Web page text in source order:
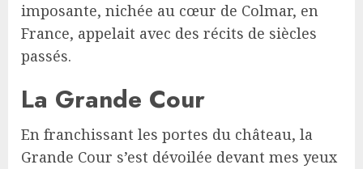
imposante, nichée au cœur de Colmar, en
France, appelait avec des récits de siècles
passés.
La Grande Cour
En franchissant les portes du château, la
Grande Cour s’est dévoilée devant mes yeux